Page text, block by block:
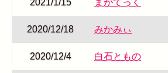
2020/12/18 みかみぃ
2020/12/4 白石ともの